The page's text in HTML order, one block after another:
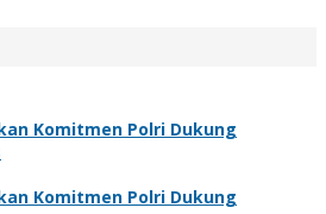
Komitmen Polri Dukung
Komitmen Polri Dukung